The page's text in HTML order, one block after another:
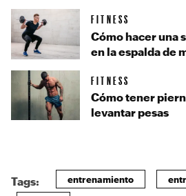
FITNESS
Cómo hacer una
en la espalda de
FITNESS
Cómo tener
levantar pesas
Tags: entrenamiento